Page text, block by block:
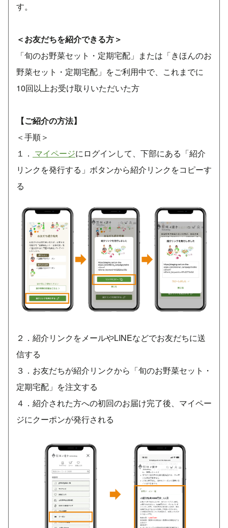
す。
＜お友だちを紹介できる方＞
「旬のお野菜セット・定期宅配」または「きほんのお
野菜セット・定期宅配」をご利用中で、これまでに
10回以上お受け取りいただいた方
【ご紹介の方法】
＜手順＞
１． マイページにログインして、下部にある「紹介
リンクを発行する」ボタンから紹介リンクをコピーす
る
２．紹介リンクをメールやLINEなどでお友だちに送
信する
３．お友だちが紹介リンクから「旬のお野菜セット・
定期宅配」を注文する
４．紹介された方への初回のお届け完了後、マイペー
ジにクーポンが発行される